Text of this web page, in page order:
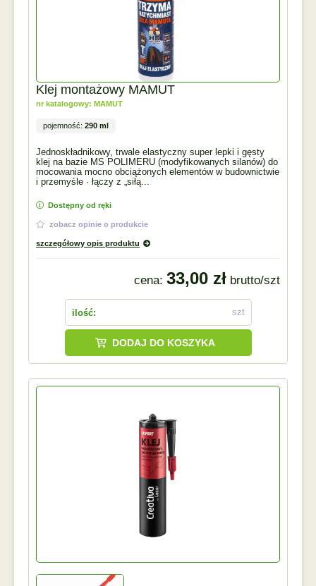
Klej montażowy MAMUT
nr katalogowy: MAMUT
pojemność: 290 ml
Jednoskładnikowy, trwale elastyczny super lepki i gęsty
klej na bazie MS POLIMERU (modyfikowanych silanów) do
mocowania mocno obciążonych elementów w budownictwie
i przemyśle · łączy z „siłą...
Dostępny od ręki
zobacz opinie o produkcie
szczegółowy opis produktu
cena: 33,00 zł brutto/szt
ilość: szt
DODAJ DO KOSZYKA